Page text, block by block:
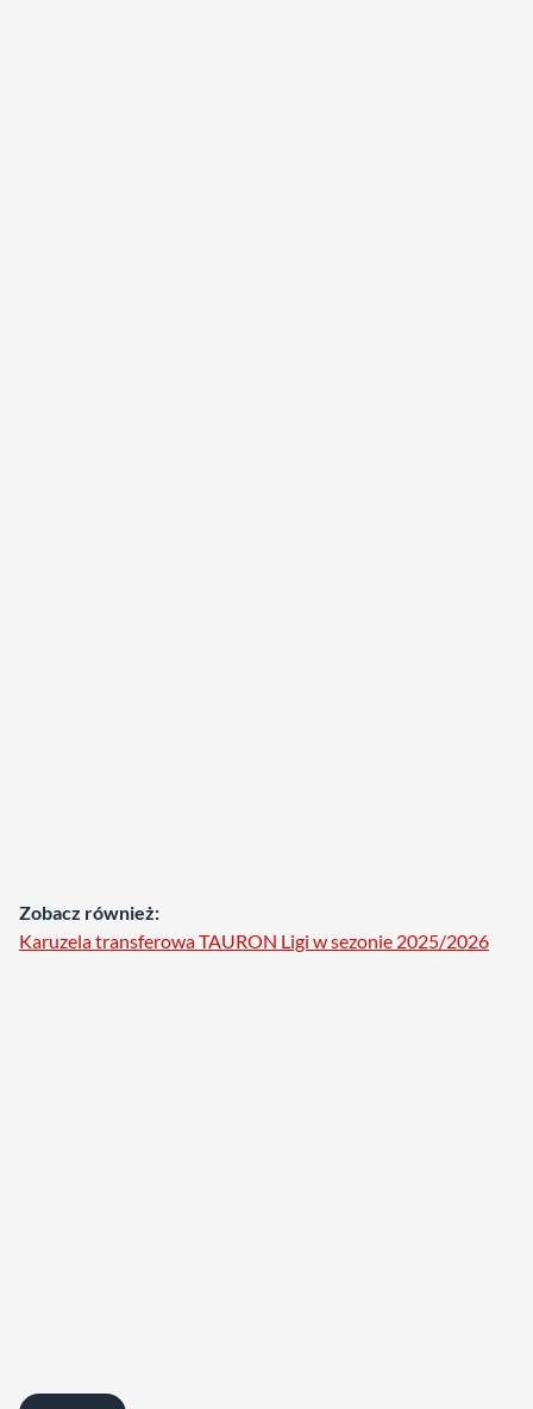
Zobacz również:
Karuzela transferowa TAURON Ligi w sezonie 2025/2026